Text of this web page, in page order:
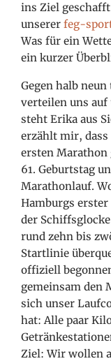
ins Ziel
unsererfeg-
Was für ein
ein kurzer
Gegen halb
verteilen uns auf
steht Erika aus
erzählt mir, dass
ersten Marathon
61. Geburtstag
Marathonlauf.
Hamburgs
der
rund zehn bis
Startlinie
offiziell
gemeinsam den
sich unser
hat: Alle paar
Ziel: Wir wollen